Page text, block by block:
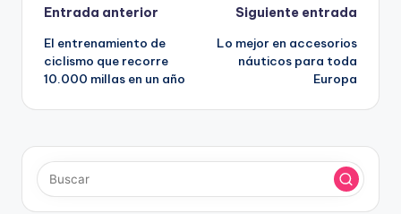
Navegación
de
entradas
Entrada anterior
El entrenamiento de
ciclismo que recorre
10.000 millas en un año
Siguiente entrada
Lo mejor en accesorios
náuticos para toda
Europa